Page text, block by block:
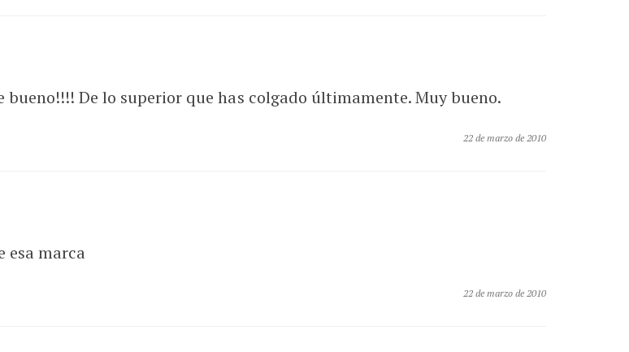
De lo superior que has colgado últimamente. Muy bueno.
22 de marzo de 2010
esa marca
22 de marzo de 2010